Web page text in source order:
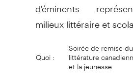
d'éminents
milieux littéraire et
Quoi :
Soirée de remise
littérature
et la jeunesse